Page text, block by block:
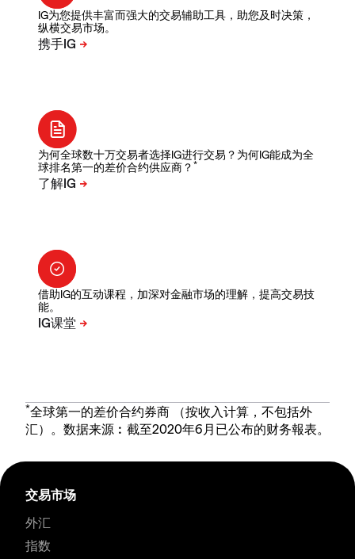
IG为您提供丰富而强大的交易辅助工具，助您及时决策，
纵横交易市场。
为何全球数十万交易者选择IG进行交易？为何IG能成为全
球排名第一的差价合约供应商？ *
借助IG的互动课程，加深对金融市场的理解，提高交易技
能。
*全球第一的差价合约券商 （按收入计算，不包括外
汇）。数据来源︰截至2020年6月已公布的财务報表。
交易市场
外汇
指数